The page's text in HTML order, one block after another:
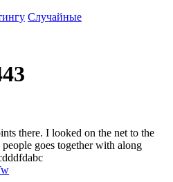
Случайные
there. I looked on the net to the
goes together with along